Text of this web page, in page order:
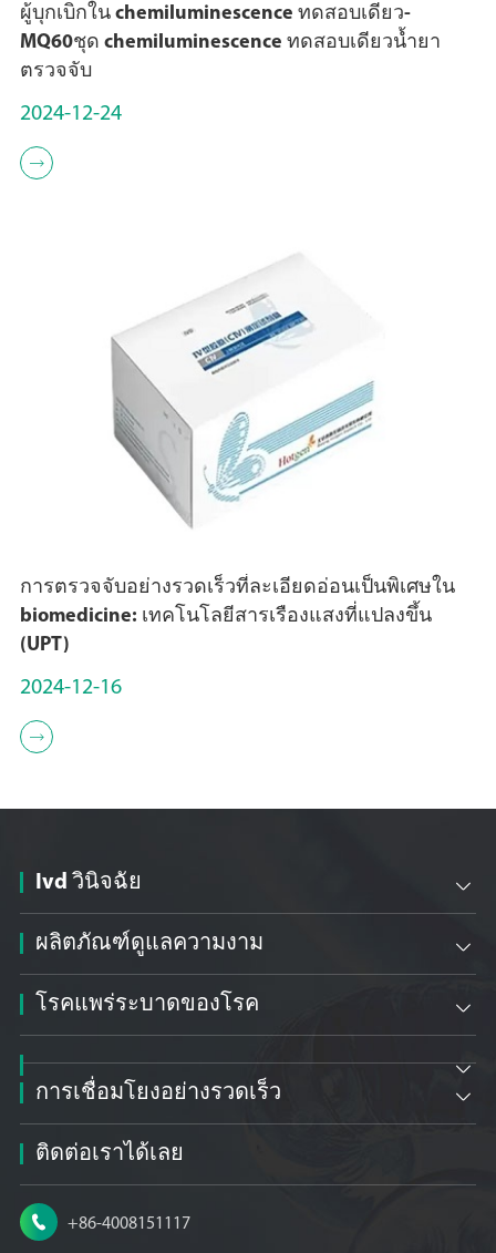
ผู้บุกเบิกใน chemiluminescence ทดสอบเดียว-
MQ60ชุด chemiluminescence ทดสอบเดียวน้ำยา
ตรวจจับ
2024-12-24

การตรวจจับอย่างรวดเร็วที่ละเอียดอ่อนเป็นพิเศษใน
biomedicine: เทคโนโลยีสารเรืองแสงที่แปลงขึ้น
(UPT)
2024-12-16

Ivd วินิจฉัย 
ผลิตภัณฑ์ดูแลความงาม 
โรคแพร่ระบาดของโรค 

การเชื่อมโยงอย่างรวดเร็ว 
ติดต่อเราได้เลย
 +86-4008151117